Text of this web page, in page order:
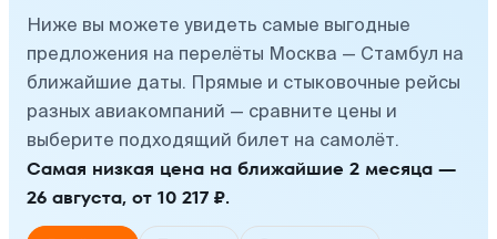
Ниже вы можете увидеть самые выгодные
предложения на перелёты Москва — Стамбул на
ближайшие даты. Прямые и стыковочные рейсы
разных авиакомпаний — сравните цены и
выберите подходящий билет на самолёт.
Самая низкая цена на ближайшие 2 месяца —
26 августа, от 10 217 ₽.